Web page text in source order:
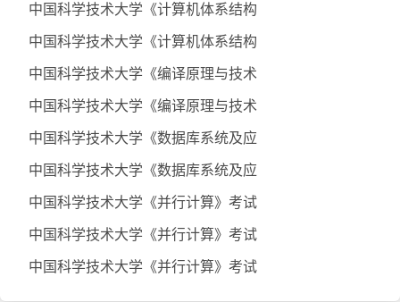
中国科学技术大学《计算机体系结构
中国科学技术大学《计算机体系结构
中国科学技术大学《编译原理与技术
中国科学技术大学《编译原理与技术
中国科学技术大学《数据库系统及应
中国科学技术大学《数据库系统及应
中国科学技术大学《并行计算》考试
中国科学技术大学《并行计算》考试
中国科学技术大学《并行计算》考试